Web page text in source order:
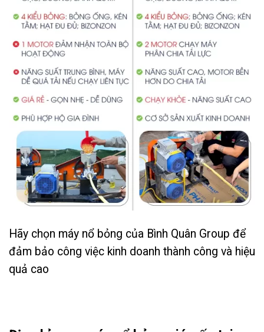
Hãy chọn máy nổ bỏng của Bình Quân Group để
đảm bảo công việc kinh doanh thành công và hiệu
quả cao